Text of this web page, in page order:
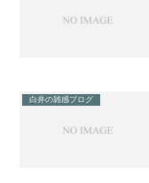
白井の雑感ブログ